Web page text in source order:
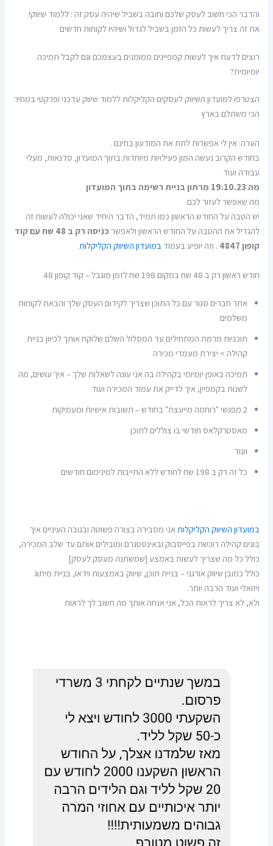
והדבר הכי חשוב לעסק שלכם וחובה בשביל שיהיה עסק זה : ללמוד שיווק!
את זה צריך לעשות כל הזמן בשביל לגדול ושיהיו לקוחות חדשים
רוצים לדעת איך לעשות קמפיינים ממומנים בעצמכם וגם לקבל תמיכה
יומיומית?
הצטרפו למועדון השיווק לעסקים הקליקלות ללמוד שיווק עדכני ופרקטי במחיר
הכי משתלם בארץ
הערה: אין לי אפשרות לתת את המודעון בחינם .
בחודש הקרוב נעשה המון פעילויות מיוחדות בתוך המועדון, סדנאות, מעלי
עבודה ועוד
מה 19.10.23 מרתון בניית רשימה בתוך המועדון
מה שאפשר לעזור לכם
יש הטבה על החודש הראשון כמו תמיד, הדבר היחיד שאני יכולה לעשות זה
להגדיל את ההטבה על החודש הראשון ולאפשר
כניסה רק ב 48 שח עם קוד
קופון 4847
. וזה יופיע בעמוד במועדון השיווק הקליקלות
חודש ראשון רק ב 48 שח במקום 198 שח לזמן מוגבל – קוד קופון 48
אתר חברים סגור עם כל התוכן שצריך לקידום העסק שלך והבאת לקוחות
משלמים
תוכניות מרמת המתחילים עד המסלול השלם שלוקח אותך לכיוון בניית
קהילה > יצירת מעמדי מכירה
תמיכה באופן יומיומי בקהילה בה אני עונה לשאלות שלך – איך עושים, מה
לשנות בקמפיין, איך לדייק את עמוד המכירה ועוד
2 מפגשי "רוחמה מייעצת" בחודש – תשובות אישיות ומעמיקות
מאסטרקלאס חודשי בו צוללים לתוכן
ועוד
כל זה רק ב 198 שח לחודש ללא התייבות למינימום חודשים
במועדון השיווק הקליקלות אני מסבירה בצורה פשוטה ובגובה העיניים איך
בונים קהילה רוכשת בפייסבוק ובאינסטגרם ומובילים אותם עד שלב המכירה,
כולל כל מה שצריך לעשות באמצע [שמשתנה מעסק לעסק]
כולל כמובן שיווק אורגני – בניית תוכן, שיווק באמצעות וידאו, בניית מיתוג
ויזואלי ועוד הרבה יותר.
ולא, לא צריך לראות הכל, אני אנחה אותך מה חשוב לך לראות